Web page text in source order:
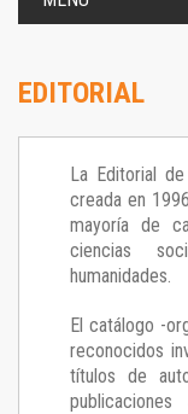
EDITORIAL
La Editorial
creada en
mayoría de
ciencias
humanidades.
El catálogo -
reconocidos
títulos de